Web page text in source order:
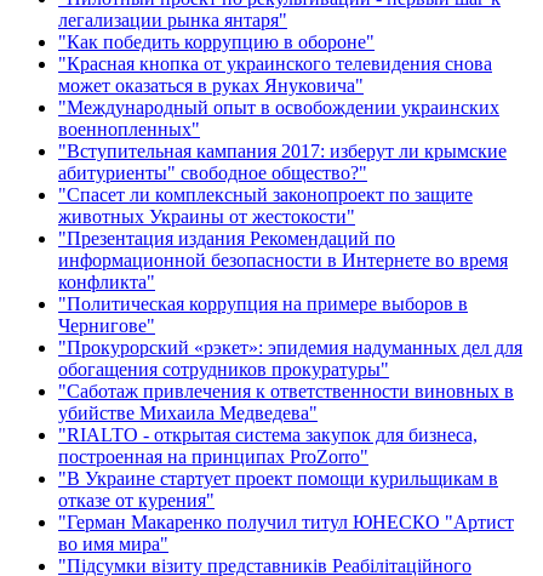
легализации рынка янтаря"
"Как победить коррупцию в обороне"
"Красная кнопка от украинского телевидения снова
может оказаться в руках Януковича"
"Международный опыт в освобождении украинских
военнопленных"
"Вступительная кампания 2017: изберут ли крымские
абитуриенты" свободное общество?"
"Спасет ли комплексный законопроект по защите
животных Украины от жестокости"
"Презентация издания Рекомендаций по
информационной безопасности в Интернете во время
конфликта"
"Политическая коррупция на примере выборов в
Чернигове"
"Прокурорский «рэкет»: эпидемия надуманных дел для
обогащения сотрудников прокуратуры"
"Саботаж привлечения к ответственности виновных в
убийстве Михаила Медведева"
"RIALTO - открытая система закупок для бизнеса,
построенная на принципах ProZorro"
"В Украине стартует проект помощи курильщикам в
отказе от курения"
"Герман Макаренко получил титул ЮНЕСКО "Артист
во имя мира"
"Підсумки візиту представників Реабілітаційного